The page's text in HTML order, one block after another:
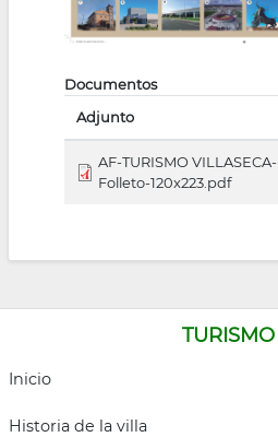
TURISMO
Inicio
Historia de la villa
Documentos
Adjunto
AF-TURISMO VILLASECA-
Folleto-120x223.pdf